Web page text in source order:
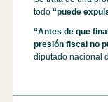
todo “puede
“Antes de que
presión fiscal no
diputado nacional